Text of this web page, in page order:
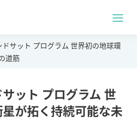
サット プログラム 世界初の地球環
道筋
ット プログラム 世
が拓く持続可能な未